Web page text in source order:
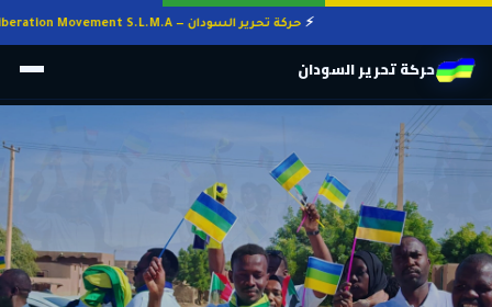
حركة تحرير السودان — Sudan Liberation Movement S.L.M.A
حركة تحرير السودان